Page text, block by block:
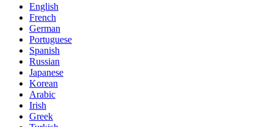
English
French
German
Portuguese
Spanish
Russian
Japanese
Korean
Arabic
Irish
Greek